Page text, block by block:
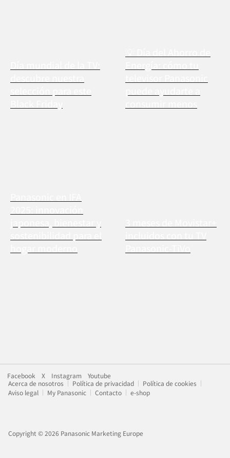
Facebook X Instagram
Youtube
Acerca de nosotros
Política de privacidad
Política de cookies
Aviso legal
My Panasonic Contacto e-shop
Copyright © 2026 Panasonic Marketing Europe